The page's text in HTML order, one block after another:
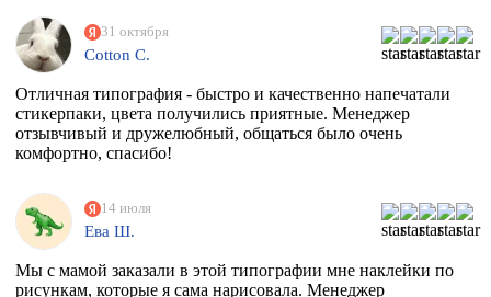
31 октября
Cotton C.
Отличная типография - быстро и качественно напечатали
стикерпаки, цвета получились приятные. Менеджер
отзывчивый и дружелюбный, общаться было очень
комфортно, спасибо!
14 июля
Ева Ш.
Мы с мамой заказали в этой типографии мне наклейки по
рисункам, которые я сама нарисовала. Менеджер